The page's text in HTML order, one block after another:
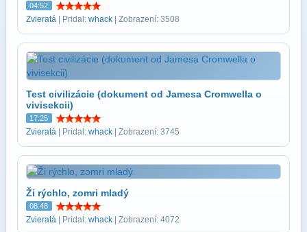
04:52
Zvieratá | Pridal: whack | Zobrazení: 3508
Test civilizácie (dokument od Jamesa Cromwella o
vivisekcii)
17:25
Zvieratá | Pridal: whack | Zobrazení: 3745
Ži rýchlo, zomri mladý
08:48
Zvieratá | Pridal: whack | Zobrazení: 4072